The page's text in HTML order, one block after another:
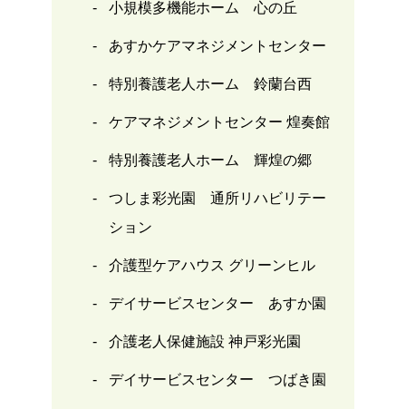
小規模多機能ホーム 心の丘
あすかケアマネジメントセンター
特別養護老人ホーム 鈴蘭台西
ケアマネジメントセンター 煌奏館
特別養護老人ホーム 輝煌の郷
つしま彩光園 通所リハビリテー
ション
介護型ケアハウス グリーンヒル
デイサービスセンター あすか園
介護老人保健施設 神戸彩光園
デイサービスセンター つばき園